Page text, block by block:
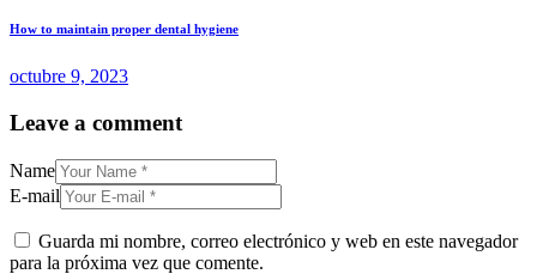
How to maintain proper dental hygiene
octubre 9, 2023
Leave a comment
Name
E-mail
Guarda mi nombre, correo electrónico y web en este navegador
para la próxima vez que comente.